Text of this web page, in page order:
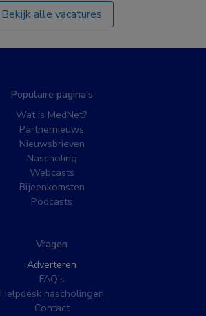
Bekijk alle vacatures
Populaire pagina’s
Wat is MedNet?
Partnernieuws
Nieuwsbrieven
Nascholing
Webcasts
Bijeenkomsten
Podcasts
Vragen
Adverteren
FAQ’s
Helpdesk nascholingen
Contact